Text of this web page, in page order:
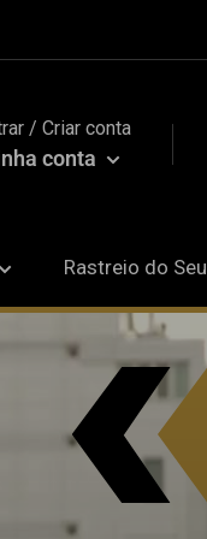
/ Criar conta
conta
Rastreio do